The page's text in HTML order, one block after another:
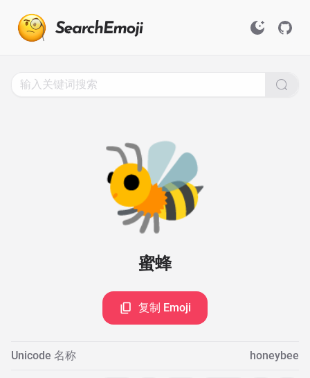
🐝
蜜蜂
复制 Emoji
Unicode 名称 honeybee